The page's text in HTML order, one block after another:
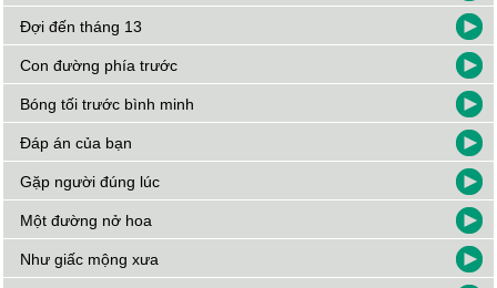
Đợi đến tháng 13
Con đường phía trước
Bóng tối trước bình minh
Đáp án của bạn
Gặp người đúng lúc
Một đường nở hoa
Như giấc mộng xưa